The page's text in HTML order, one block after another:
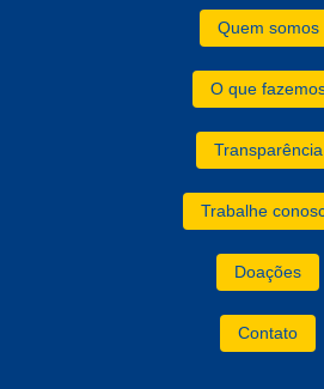
Quem somos
O que
Transparência
Trabalhe
Doações
Contato